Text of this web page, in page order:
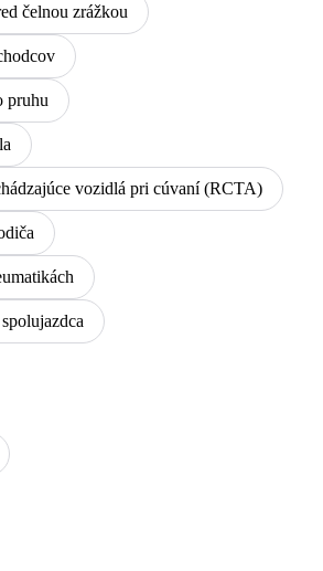
čelnou zrážkou
pruhu
vozidlá pri cúvaní (RCTA)